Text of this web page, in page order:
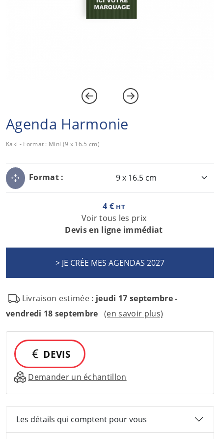
Agenda Harmonie
Kaki - Format : Mini (9 x 16.5 cm)
Format :
4 € HT
Voir tous les prix
Devis en ligne immédiat
Livraison estimée : jeudi 17 septembre -
vendredi 18 septembre (en savoir plus)
DEVIS
Demander un échantillon
Les détails qui comptent pour vous